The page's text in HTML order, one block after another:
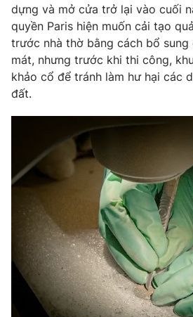
Photo
Video
VTV Sức khoẻ Bất
Thị trường 24h Tấm
VTV4 Vươn
VTV9 VTV8
Liên hệ tòa soạn
dựng và mở cửa trở lại vào cuối
quyền Paris hiện muốn cải tạo
trước nhà thờ bằng cách bổ sung
mát, nhưng trước khi thi công,
khảo cổ để tránh làm hư hại các
đất.